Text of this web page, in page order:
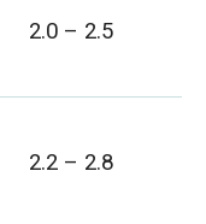
2.0 – 2.5
2.2 – 2.8